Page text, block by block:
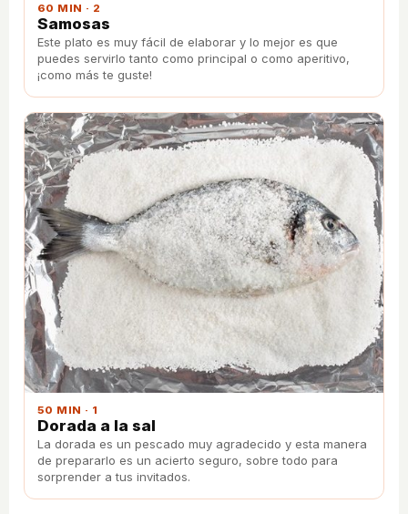
60 MIN · 2
Samosas
Este plato es muy fácil de elaborar y lo mejor es que
puedes servirlo tanto como principal o como aperitivo,
¡como más te guste!
50 MIN · 1
Dorada a la sal
La dorada es un pescado muy agradecido y esta manera
de prepararlo es un acierto seguro, sobre todo para
sorprender a tus invitados.